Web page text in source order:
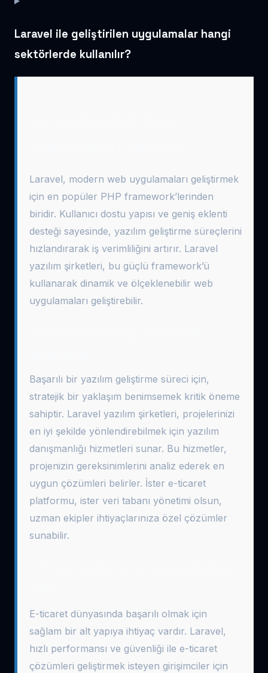
Laravel ile geliştirilen uygulamalar hangi
sektörlerde kullanılır?
Laravel, modern web uygulamaları geliştirmek
için en popüler PHP framework’lerinden
biridir. Kullanıcı dostu yapısı ve geniş eklenti
desteği sayesinde, yazılım geliştirme süreçlerini
hızlandırarak iş verimliliğini artırır. Laravel
yazılım şirketleri, bu güçlü framework’ü
kullanarak dinamik ve ölçeklenebilir web
uygulamaları geliştirebilir.
Başarılı bir yazılım geliştirme süreci için,
stratejik bir yaklaşım benimsemek kritik öneme
sahiptir. Laravel yazılım şirketleri, projelerinizi
en iyi şekilde yönlendirebilmek için yazılım
danışmanlığı hizmetleri sunar. Bu hizmetler,
projenizin gereksinimlerini analiz ederek en
uygun çözümleri belirler. İster e-ticaret
platformu, ister veri tabanı yönetimi olsun,
uzman ekipler ihtiyaçlarınıza özel çözümler
sunabilir.
E-ticaret dünyasında başarılı olmak için
sağlam bir alt yapıya ihtiyaç vardır. Laravel,
hızlı performansı ve güvenliği ile e-ticaret
çözümleri geliştirmek isteyen girişimciler için